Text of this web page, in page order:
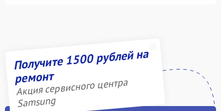
Получите 1500 рублей на
ремонт
Акция сервисного центра
Samsung